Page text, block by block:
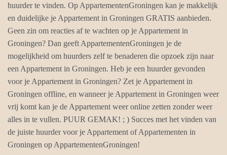
huurder te vinden. Op AppartementenGroningen kan je makkelijk
en duidelijke je Appartement in Groningen GRATIS aanbieden.
Geen zin om reacties af te wachten op je Appartement in
Groningen? Dan geeft AppartementenGroningen je de
mogelijkheid om huurders zelf te benaderen die opzoek zijn naar
een Appartement in Groningen. Heb je een huurder gevonden
voor je Appartement in Groningen? Zet je Appartement in
Groningen offline, en wanneer je Appartement in Groningen weer
vrij komt kan je de Appartement weer online zetten zonder weer
alles in te vullen. PUUR GEMAK! ; ) Succes met het vinden van
de juiste huurder voor je Appartement of Appartementen in
Groningen op AppartementenGroningen!